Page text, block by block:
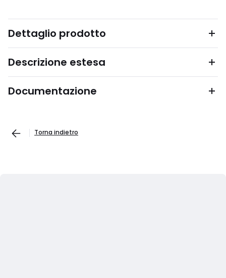
Dettaglio prodotto
Descrizione estesa
Documentazione
Torna indietro